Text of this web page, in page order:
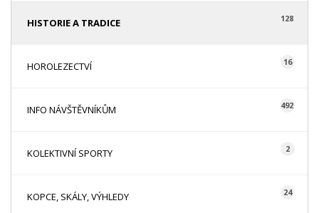
HISTORIE A TRADICE 128
HOROLEZECTVÍ 16
INFO NÁVŠTĚVNÍKŮM 492
KOLEKTIVNÍ SPORTY 2
KOPCE, SKÁLY, VÝHLEDY 24